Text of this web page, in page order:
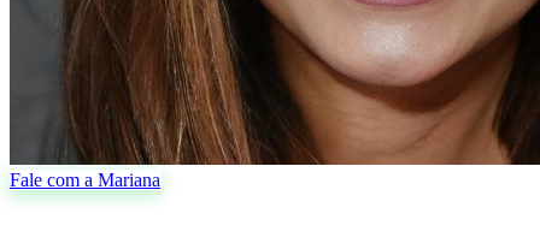
Fale com a Mariana